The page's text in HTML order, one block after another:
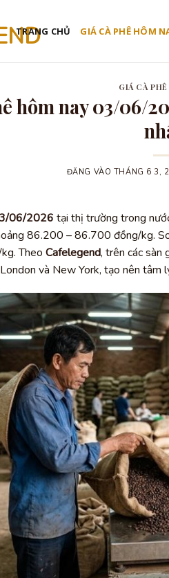
TRANG CHỦ GIÁ CÀ PHÊ HÔM
GIÁ CÀ
hôm nay 03/06/
ĐĂNG VÀO THÁNG 6 3,
06/2026 tại thị trường trong
86.200 – 86.700 đồng/kg.
Theo Cafelegend, trên các sàn
và New York, tạo nên